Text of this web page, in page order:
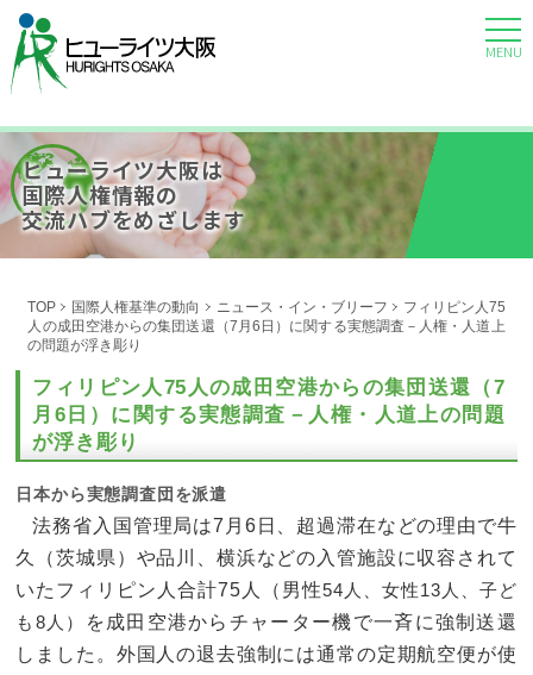
MENU
ヒューライツ大阪は
国際人権情報の
交流ハブをめざします
TOP 国際人権基準の動向 ニュース・イン・ブリーフ
フィリピン人75
人の成田空港からの集団送還（7月6日）に関する実態調査－人権・人道上
の問題が浮き彫り
フィリピン人75人の成田空港からの集団送還（7
月6日）に関する実態調査－人権・人道上の問題
が浮き彫り
日本から実態調査団を派遣
法務省入国管理局は7月6日、超過滞在などの理由で牛
久（茨城県）や品川、横浜などの入管施設に収容されて
いたフィリピン人合計75人（男性54人、女性13人、子ど
も 8人）
を成田空港からチャーター機で一斉に強制送還
しました。外国人の退去強制には通常の定期航空便が使